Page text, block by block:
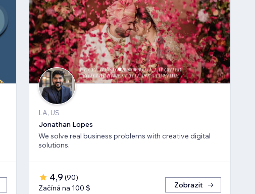
LA, US
Jonathan Lopes
We solve real business problems with creative digital
solutions.
4,9 (90)
Začíná na 100 $
Zobrazit